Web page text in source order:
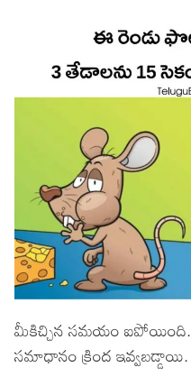
మీకిచ్చిన సమయం ఐపోయింది.
సమాధానం క్రింద ఇవ్వబడ్డాయి.